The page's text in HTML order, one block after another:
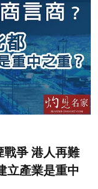
爭 港人再難
立產業是重中